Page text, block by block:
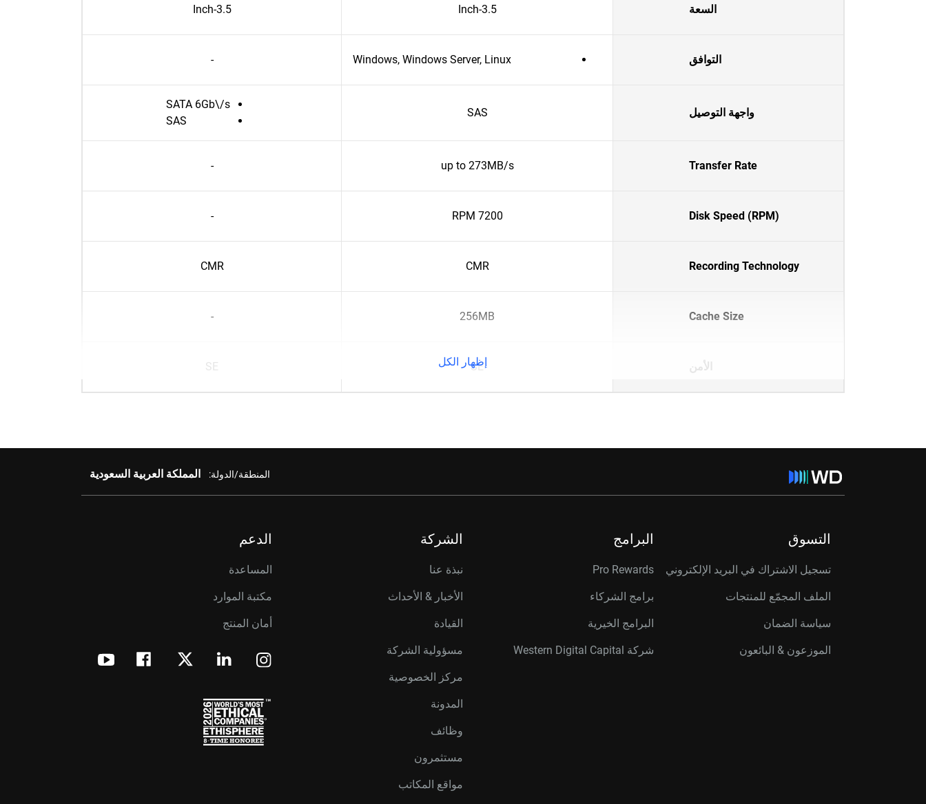
السعة 3.5-Inch
3.5-Inch
التوافق Windows, Windows Server, Linux
-
واجهة التوصيل SAS
SATA 6Gb\/s
SAS
Transfer Rate
up to 273MB/s
-
Disk Speed (RPM)
7200 RPM
-
Recording Technology
CMR
CMR
Cache Size
256MB
-
الأمن SE
SE إظهار الكل
المنطقة/الدولة: المملكة العربية السعودية
التسوق
تسجيل الاشتراك في البريد الإلكتروني
الملف المجمّع للمنتجات
سياسة الضمان
الموزعون & البائعون
البرامج
Pro Rewards
برامج الشركاء
البرامج الخيرية
شركة Western Digital Capital
الشركة
نبذة عنا
الأخبار & الأحداث
القيادة
مسؤولية الشركة
مركز الخصوصية
المدونة
وظائف
مستثمرون
مواقع المكاتب
الدعم
المساعدة
مكتبة الموارد
أمان المنتج